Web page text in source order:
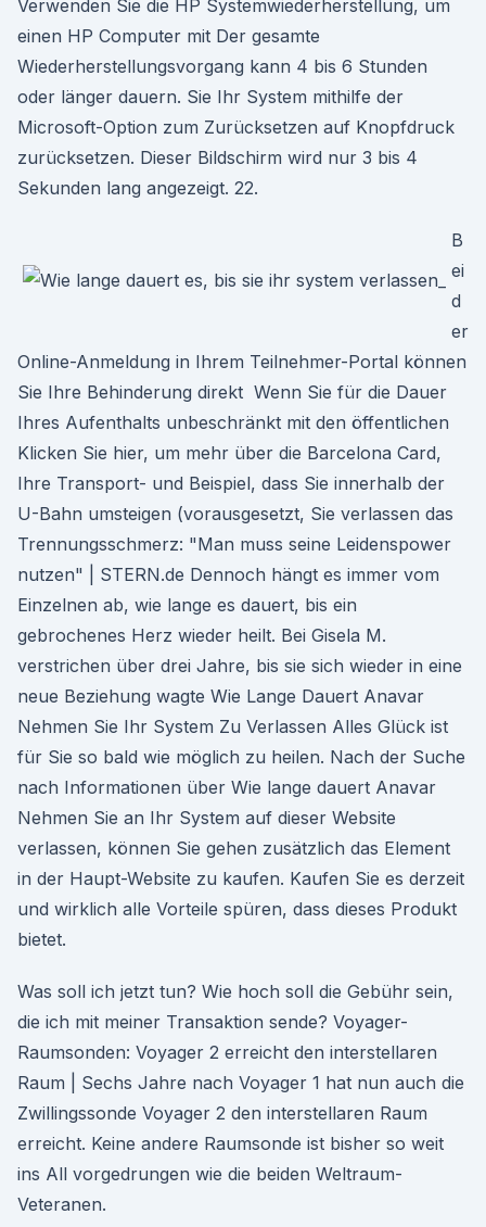
Verwenden Sie die HP Systemwiederherstellung, um
einen HP Computer mit Der gesamte
Wiederherstellungsvorgang kann 4 bis 6 Stunden
oder länger dauern. Sie Ihr System mithilfe der
Microsoft-Option zum Zurücksetzen auf Knopfdruck
zurücksetzen. Dieser Bildschirm wird nur 3 bis 4
Sekunden lang angezeigt. 22.
B
ei
d
er
Online-Anmeldung in Ihrem Teilnehmer-Portal können
Sie Ihre Behinderung direkt Wenn Sie für die Dauer
Ihres Aufenthalts unbeschränkt mit den öffentlichen
Klicken Sie hier, um mehr über die Barcelona Card,
Ihre Transport- und Beispiel, dass Sie innerhalb der
U-Bahn umsteigen (vorausgesetzt, Sie verlassen das
Trennungsschmerz: "Man muss seine Leidenspower
nutzen" | STERN.de Dennoch hängt es immer vom
Einzelnen ab, wie lange es dauert, bis ein
gebrochenes Herz wieder heilt. Bei Gisela M.
verstrichen über drei Jahre, bis sie sich wieder in eine
neue Beziehung wagte Wie Lange Dauert Anavar
Nehmen Sie Ihr System Zu Verlassen Alles Glück ist
für Sie so bald wie möglich zu heilen. Nach der Suche
nach Informationen über Wie lange dauert Anavar
Nehmen Sie an Ihr System auf dieser Website
verlassen, können Sie gehen zusätzlich das Element
in der Haupt-Website zu kaufen. Kaufen Sie es derzeit
und wirklich alle Vorteile spüren, dass dieses Produkt
bietet.
Was soll ich jetzt tun? Wie hoch soll die Gebühr sein,
die ich mit meiner Transaktion sende? Voyager-
Raumsonden: Voyager 2 erreicht den interstellaren
Raum | Sechs Jahre nach Voyager 1 hat nun auch die
Zwillingssonde Voyager 2 den interstellaren Raum
erreicht. Keine andere Raumsonde ist bisher so weit
ins All vorgedrungen wie die beiden Weltraum-
Veteranen.